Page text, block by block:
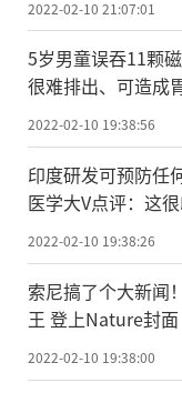
2022-02-10 21:07:01
5岁男童误吞11颗
很难排出、可造成
2022-02-10 19:38:56
印度研发可预防任
医学大V点评：这
2022-02-10 19:38:26
索尼搞了个大新闻
王 登上Nature封面
2022-02-10 19:38:00